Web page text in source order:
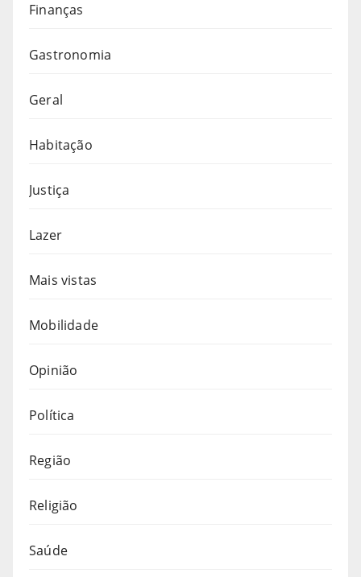
Finanças
Gastronomia
Geral
Habitação
Justiça
Lazer
Mais vistas
Mobilidade
Opinião
Política
Região
Religião
Saúde